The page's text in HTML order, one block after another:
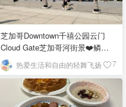
芝加哥Downtown千禧公园云门
Cloud Gate芝加哥河街景❤️鳞次
栉比的高楼
热爱生活和自由的轻舞飞扬 7